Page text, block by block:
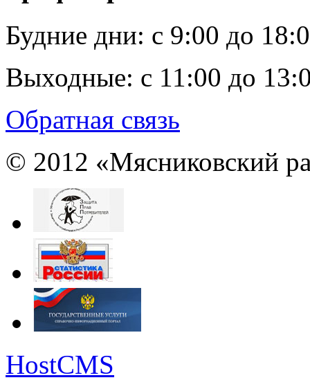
Будние дни: c 9:00 до
Выходные: с 11:00 до
Обратная связь
© 2012 «Мясниковский
HostCMS